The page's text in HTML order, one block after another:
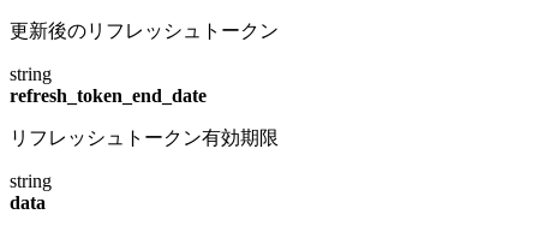
更新後のリフレッシュトークン
string
refresh_token_end_date
リフレッシュトークン有効期限
string
data